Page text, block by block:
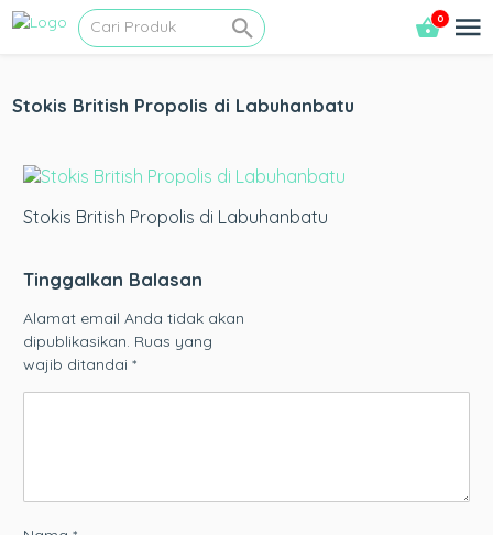
0
Stokis British Propolis di Labuhanbatu
Stokis British Propolis di Labuhanbatu
Tinggalkan Balasan
Alamat email Anda tidak akan
dipublikasikan. Ruas yang
wajib ditandai*